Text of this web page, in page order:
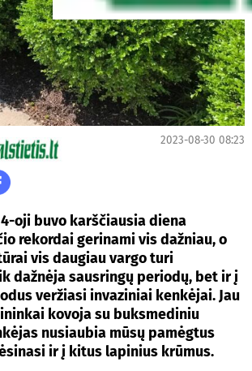
2023-08-30 08:23
oji buvo karščiausia diena
rekordai gerinami vis dažniau, o
vis daugiau vargo turi
dažnėja sausringų periodų, bet ir į
veržiasi invaziniai kenkėjai. Jau
kovoja su buksmediniu
nusiaubia mūsų pamėgtus
ir į kitus lapinius krūmus.